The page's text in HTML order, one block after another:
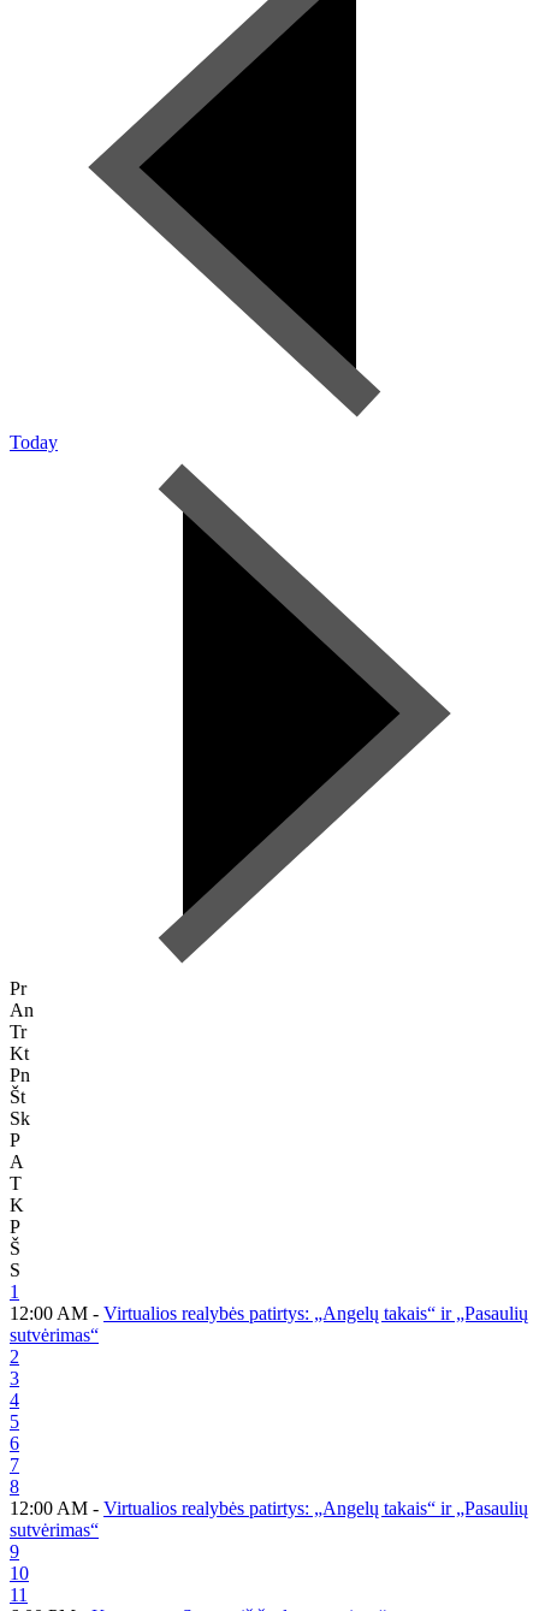
Today
Pr
An
Tr
Kt
Pn
Št
Sk
P
A
T
K
P
Š
S
1
12:00 AM - Virtualios realybės patirtys: „Angelų takais“ ir „Pasaulių
sutvėrimas“
2
3
4
5
6
7
8
12:00 AM - Virtualios realybės patirtys: „Angelų takais“ ir „Pasaulių
sutvėrimas“
9
10
11